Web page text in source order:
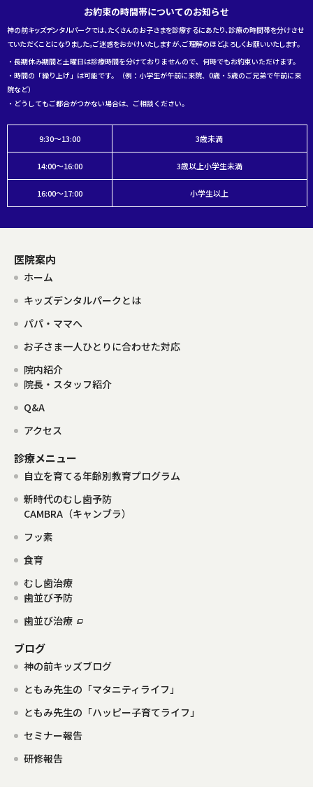
お約束の時間帯についてのお知らせ
神の前キッズデンタルパークでは、たくさんのお子さまを診療するにあたり、診療の時間帯を分けさせ
ていただくことになりました。ご迷惑をおかけいたしますが、ご理解のほどよろしくお願いいたします。
・長期休み期間と土曜日は診療時間を分けておりませんので、何時でもお約束いただけます。
・時間の「繰り上げ」は可能です。（例：小学生が午前に来院、0歳・5歳のご兄弟で午前に来
院など）
・どうしてもご都合がつかない場合は、ご相談ください。
9:30～13:00
14:00～16:00
16:00～17:00
3歳未満
3歳以上小学生未満
小学生以上
医院案内
ホーム
キッズデンタルパークとは
パパ・ママへ
お子さま一人ひとりに合わせた対応
院内紹介
院長・スタッフ紹介
Q&A
アクセス
診療メニュー
自立を育てる年齢別教育プログラム
新時代のむし歯予防
CAMBRA（キャンブラ）
フッ素
食育
むし歯治療
歯並び予防
歯並び治療
ブログ
神の前キッズブログ
ともみ先生の「マタニティライフ」
ともみ先生の「ハッピー子育てライフ」
セミナー報告
研修報告